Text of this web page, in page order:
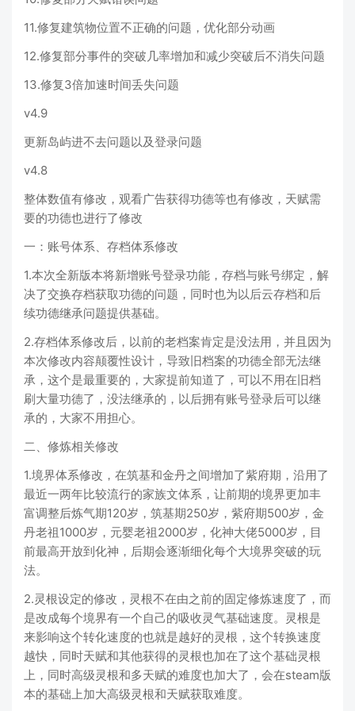
11.修复建筑物位置不正确的问题，优化部分动画
12.修复部分事件的突破几率增加和减少突破后不消失问题
13.修复3倍加速时间丢失问题
v4.9
更新岛屿进不去问题以及登录问题
v4.8
整体数值有修改，观看广告获得功德等也有修改，天赋需
要的功德也进行了修改
一：账号体系、存档体系修改
1.本次全新版本将新增账号登录功能，存档与账号绑定，解
决了交换存档获取功德的问题，同时也为以后云存档和后
续功德继承问题提供基础。
2.存档体系修改后，以前的老档案肯定是没法用，并且因为
本次修改内容颠覆性设计，导致旧档案的功德全部无法继
承，这个是最重要的，大家提前知道了，可以不用在旧档
刷大量功德了，没法继承的，以后拥有账号登录后可以继
承的，大家不用担心。
二、修炼相关修改
1.境界体系修改，在筑基和金丹之间增加了紫府期，沿用了
最近一两年比较流行的家族文体系，让前期的境界更加丰
富调整后炼气期120岁，筑基期250岁，紫府期500岁，金
丹老祖1000岁，元婴老祖2000岁，化神大佬5000岁，目
前最高开放到化神，后期会逐渐细化每个大境界突破的玩
法。
2.灵根设定的修改，灵根不在由之前的固定修炼速度了，而
是改成每个境界有一个自己的吸收灵气基础速度。灵根是
来影响这个转化速度的也就是越好的灵根，这个转换速度
越快，同时天赋和其他获得的灵根也加在了这个基础灵根
上，同时高级灵根和多天赋的难度也加大了，会在steam版
本的基础上加大高级灵根和天赋获取难度。